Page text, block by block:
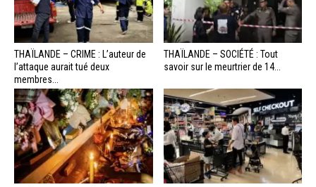
THAÏLANDE – CRIME : L’auteur de
l’attaque aurait tué deux
membres...
THAÏLANDE – SOCIÉTÉ : Tout
savoir sur le meurtrier de 14...